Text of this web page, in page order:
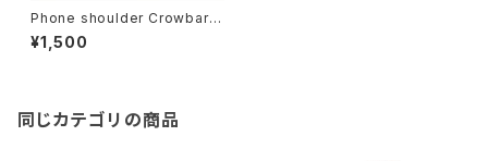
Phone shoulder Crowbar
スマホショルダー クローバー
¥1,500
同じカテゴリの商品